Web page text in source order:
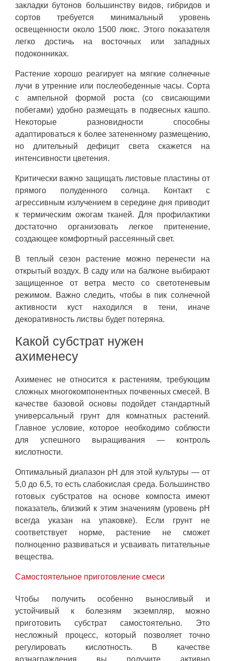
закладки бутонов большинству видов, гибридов и
сортов требуется минимальный уровень
освещенности около 1500 люкс. Этого показателя
легко достичь на восточных или западных
подоконниках.
Растение хорошо реагирует на мягкие солнечные
лучи в утренние или послеобеденные часы. Сорта
с ампельной формой роста (со свисающими
побегами) удобно размещать в подвесных кашпо.
Некоторые разновидности способны
адаптироваться к более затененному размещению,
но длительный дефицит света скажется на
интенсивности цветения.
Критически важно защищать листовые пластины от
прямого полуденного солнца. Контакт с
агрессивным излучением в середине дня приводит
к термическим ожогам тканей. Для профилактики
достаточно организовать легкое притенение,
создающее комфортный рассеянный свет.
В теплый сезон растение можно перенести на
открытый воздух. В саду или на балконе выбирают
защищенное от ветра место со светотеневым
режимом. Важно следить, чтобы в пик солнечной
активности куст находился в тени, иначе
декоративность листвы будет потеряна.
Какой субстрат нужен
ахименесу
Ахименес не относится к растениям, требующим
сложных многокомпонентных почвенных смесей. В
качестве базовой основы подойдет стандартный
универсальный грунт для комнатных растений.
Главное условие, которое необходимо соблюсти
для успешного выращивания — контроль
кислотности.
Оптимальный диапазон pH для этой культуры — от
5,0 до 6,5, то есть слабокислая среда. Большинство
готовых субстратов на основе компоста имеют
показатель, близкий к этим значениям (уровень pH
всегда указан на упаковке). Если грунт не
соответствует норме, растение не сможет
полноценно развиваться и усваивать питательные
вещества.
Самостоятельное приготовление смеси
Чтобы получить особенно выносливый и
устойчивый к болезням экземпляр, можно
приготовить субстрат самостоятельно. Это
несложный процесс, который позволяет точно
регулировать кислотность. В качестве
вознаграждения вы получите активно